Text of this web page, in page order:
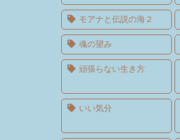
モアナと伝説の海２
魂の望み
頑張らない生き方
いい気分